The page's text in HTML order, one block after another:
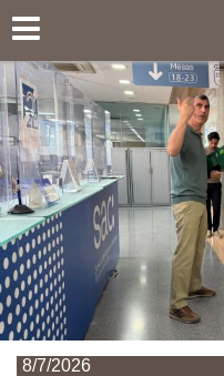
8/7/2026